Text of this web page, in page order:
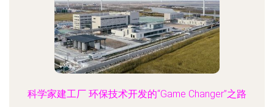
科学家建工厂 环保技术开发的“Game Changer”之路